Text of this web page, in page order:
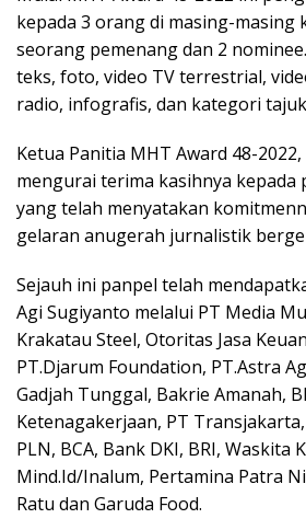
kepada 3 orang di masing-masing
seorang pemenang dan 2
teks, foto, video TV terrestrial,
radio, infografis, dan kategori
Ketua Panitia MHT Award 48-
mengurai terima kasihnya kepada
yang telah menyatakan
gelaran anugerah jurnalistik
Sejauh ini panpel telah
Agi Sugiyanto melalui PT Media
Krakatau Steel, Otoritas Jasa
PT.Djarum Foundation, PT.Astra
Gadjah Tunggal, Bakrie Amanah,
Ketenagakerjaan, PT
PLN, BCA, Bank DKI, BRI, Waskita
Mind.Id/Inalum, Pertamina Patra
Ratu dan Garuda Food.